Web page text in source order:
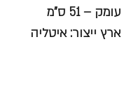
עומק – 51 ס”מ
ארץ ייצור: איטליה